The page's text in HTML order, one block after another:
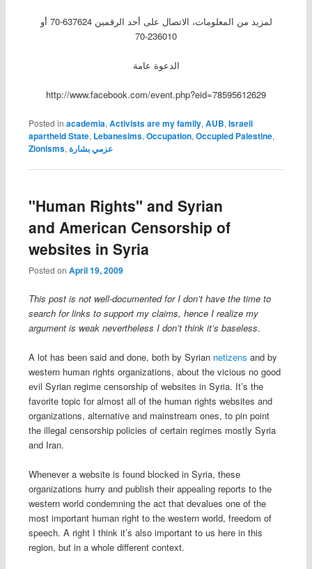
لمزيد من المعلومات، الاتصال على أحد الرقمين 637624-70 أو
236010-70
الدعوة عامة
http://www.facebook.com/event.php?eid=78595612629
Posted in academia, Activists are my family, AUB, Israeli
apartheid State, Lebanesims, Occupation, Occupied Palestine,
Zionisms, عزمي بشارة
"Human Rights" and Syrian
and American Censorship of
websites in Syria
Posted on April 19, 2009
This post is not well-documented for I don’t have the time to
search for links to support my claims, hence I realize my
argument is weak nevertheless I don’t think it’s baseless.
A lot has been said and done, both by Syrian netizens and by
western human rights organizations, about the vicious no good
evil Syrian regime censorship of websites in Syria. It’s the
favorite topic for almost all of the human rights websites and
organizations, alternative and mainstream ones, to pin point
the illegal censorship policies of certain regimes mostly Syria
and Iran.
Whenever a website is found blocked in Syria, these
organizations hurry and publish their appealing reports to the
western world condemning the act that devalues one of the
most important human right to the western world, freedom of
speech. A right I think it’s also important to us here in this
region, but in a whole different context.